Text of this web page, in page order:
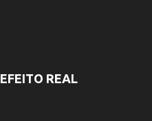
EFEITO REAL